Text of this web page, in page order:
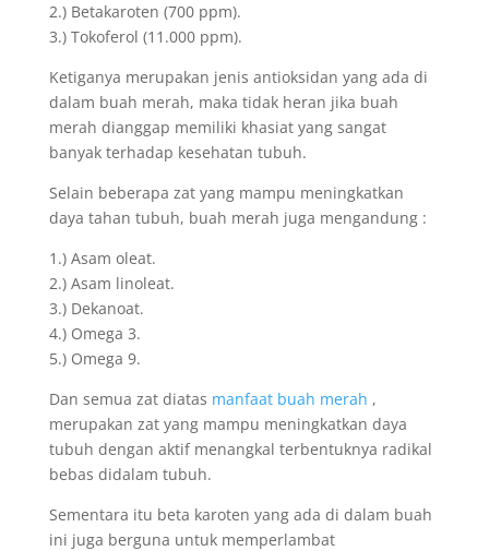
2.) Betakaroten (700 ppm).
3.) Tokoferol (11.000 ppm).
Ketiganya merupakan jenis antioksidan yang ada di
dalam buah merah, maka tidak heran jika buah
merah dianggap memiliki khasiat yang sangat
banyak terhadap kesehatan tubuh.
Selain beberapa zat yang mampu meningkatkan
daya tahan tubuh, buah merah juga mengandung :
1.) Asam oleat.
2.) Asam linoleat.
3.) Dekanoat.
4.) Omega 3.
5.) Omega 9.
Dan semua zat diatas manfaat buah merah ,
merupakan zat yang mampu meningkatkan daya
tubuh dengan aktif menangkal terbentuknya radikal
bebas didalam tubuh.
Sementara itu beta karoten yang ada di dalam buah
ini juga berguna untuk memperlambat